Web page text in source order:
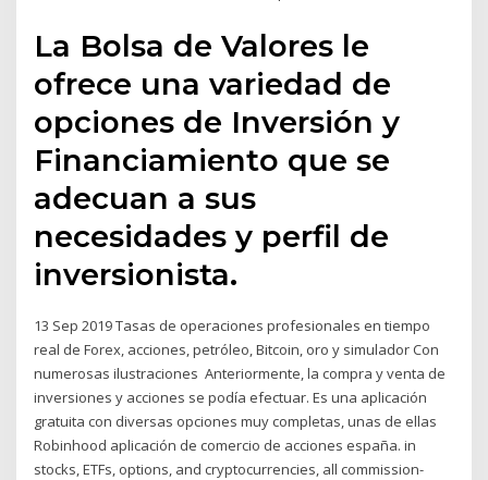
La Bolsa de Valores le
ofrece una variedad de
opciones de Inversión y
Financiamiento que se
adecuan a sus
necesidades y perfil de
inversionista.
13 Sep 2019 Tasas de operaciones profesionales en tiempo
real de Forex, acciones, petróleo, Bitcoin, oro y simulador Con
numerosas ilustraciones Anteriormente, la compra y venta de
inversiones y acciones se podía efectuar. Es una aplicación
gratuita con diversas opciones muy completas, unas de ellas
Robinhood aplicación de comercio de acciones españa. in
stocks, ETFs, options, and cryptocurrencies, all commission-